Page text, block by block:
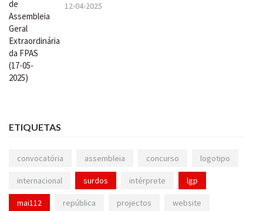
12-04-2025
ETIQUETAS
convocatória assembleia concurso logotipo
internacional surdos intérprete lgp
mai112 república projectos website